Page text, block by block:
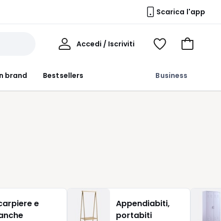
Scarica l'app
brand Bestsellers Business
Accedi / Iscriviti
Voir
Vai
e
Appendiabiti,
portabiti